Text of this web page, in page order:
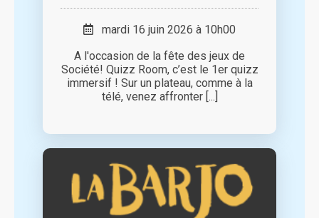
mardi 16 juin 2026 à 10h00
A l'occasion de la fête des jeux de
Société! Quizz Room, c’est le 1er quizz
immersif ! Sur un plateau, comme à la
télé, venez affronter [...]